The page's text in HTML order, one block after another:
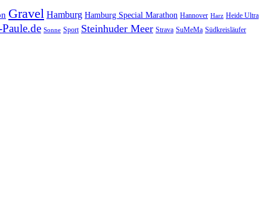
Gravel Hamburg Hamburg Special Marathon Hannover Harz Heide Ultra
Sonne Sport Steinhuder Meer Strava SuMeMa Südkreisläufer